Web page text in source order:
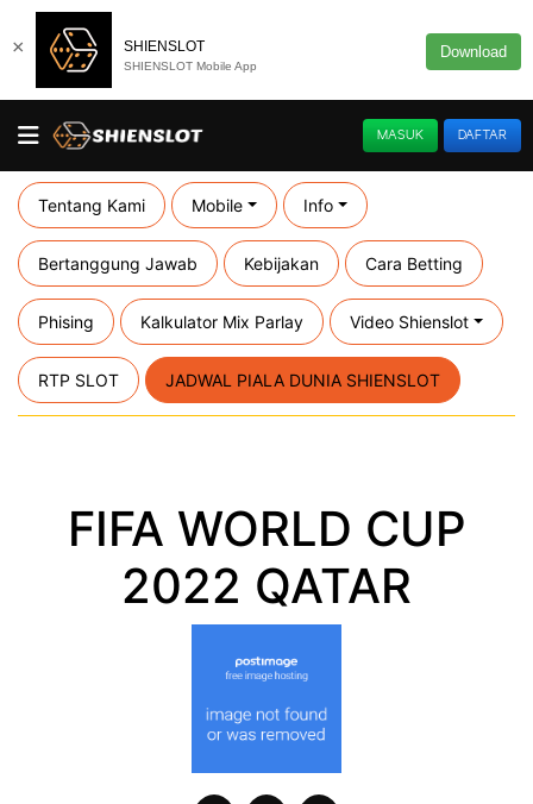
SHIENSLOT
SHIENSLOT Mobile App
Download
×
MASUK DAFTAR
Tentang Kami Mobile Info
Bertanggung Jawab Kebijakan Cara Betting
Phising Kalkulator Mix Parlay Video Shienslot
RTP SLOT JADWAL PIALA DUNIA SHIENSLOT
FIFA WORLD CUP
2022 QATAR